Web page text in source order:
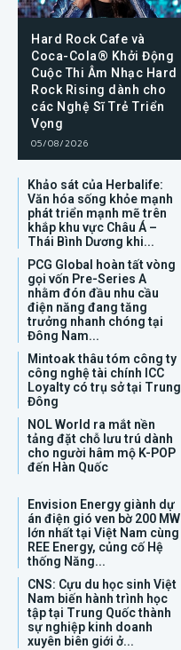
Hard Rock Cafe và
Coca-Cola® Khởi Động
Cuộc Thi Âm Nhạc Hard
Rock Rising dành cho
các Nghệ Sĩ Trẻ Triển
Vọng
05/08/2026
Khảo sát của Herbalife:
Văn hóa sống khỏe mạnh
phát triển mạnh mẽ trên
khắp khu vực Châu Á –
Thái Bình Dương khi...
PCG Global hoàn tất vòng
gọi vốn Pre-Series A
nhằm đón đầu nhu cầu
điện năng đang tăng
trưởng nhanh chóng tại
Đông Nam...
Mintoak thâu tóm công ty
công nghệ tài chính ICC
Loyalty có trụ sở tại Trung
Đông
NOL World ra mắt nền
tảng đặt chỗ lưu trú dành
cho người hâm mộ K-POP
đến Hàn Quốc
Envision Energy giành dự
án điện gió ven bờ 200 MW
lớn nhất tại Việt Nam cùng
REE Energy, củng cố Hệ
thống Năng...
CNS: Cựu du học sinh Việt
Nam biến hành trình học
tập tại Trung Quốc thành
sự nghiệp kinh doanh
xuyên biên giới ở...